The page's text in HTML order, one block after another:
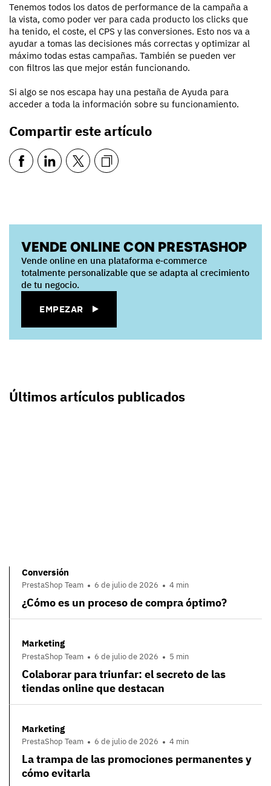
Tenemos todos los datos de performance de la campaña a
la vista, como poder ver para cada producto los clicks que
ha tenido, el coste, el CPS y las conversiones. Esto nos va a
ayudar a tomas las decisiones más correctas y optimizar al
máximo todas estas campañas. También se pueden ver
con filtros las que mejor están funcionando.
Si algo se nos escapa hay una pestaña de Ayuda para
acceder a toda la información sobre su funcionamiento.
Compartir este artículo
VENDE ONLINE CON PRESTASHOP
Vende online en una plataforma e‑commerce
totalmente personalizable que se adapta al crecimiento
de tu negocio.
EMPEZAR
Últimos artículos publicados
Conversión
PrestaShop Team 6 de julio de 2026 4 min
¿Cómo es un proceso de compra óptimo?
Marketing
PrestaShop Team 6 de julio de 2026 5 min
Colaborar para triunfar: el secreto de las
tiendas online que destacan
Marketing
PrestaShop Team 6 de julio de 2026 4 min
La trampa de las promociones permanentes y
cómo evitarla